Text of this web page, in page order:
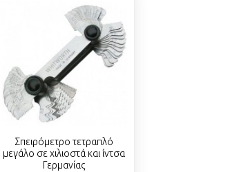
Σπειρόμετρο τετραπλό
μεγάλο σε χιλιοστά και ίντσα
Γερμανίας